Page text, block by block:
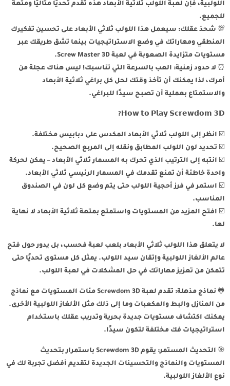
اللولبية، فإن لعبة اللولب ثلاثية الأبعاد هذه تقدم تحديًا مثاليًا ومتعة
للجميع.
💯 شحذ عقلك: سيعمل هذا اللولب ثلاثي الأبعاد على تحسين تفكيرك
المنطقي ومهاراتك في وضع الاستراتيجيات بينما تشق طريقك عبر
مستويات متزايدة الصعوبة في لعبة Screw Master 3D.
⏰ لا حدود زمنية: العب بالسرعة التي تناسبك! ليس هناك عجلة من
أمرك، لذا يمكنك أن تأخذ وقتك لحل كل براغي ثلاثية الأبعاد
والاستمتاع بعملية أن تصبح سيدًا للبراغي.
𝗛𝗼𝘄 𝘁𝗼 𝗣𝗹𝗮𝘆 𝗦𝗰𝗿𝗲𝘄𝗱𝗼𝗺 𝟯𝗗?
☑️ انظر إلى اللولب ثلاثي الأبعاد المكدس على دبابيس مختلفة.
☑️ تحديد لون اللولب المطابق ونقله إلى المربع الصحيح.
☑️ انتبه إلى الترتيب الذي تحرك به المسمار ثلاثي الأبعاد – يمكن لحركة
واحدة خاطئة أن تمنع تقدمك في المسمار الرئيسي ثلاثي الأبعاد.
☑️ استمر في فرز أحجية اللولب حتى يتم وضع كل لون في الصندوق
المناسب.
☑️ افتح المزيد من المستويات واستمتع بمتعة ثلاثية الأبعاد لا نهاية
لها.
لا يتعلق هذا اللولب ثلاثي الأبعاد بلعب لعبة فحسب، بل يدور حول فتح
عالم الألغاز اللولبية وإتقان سيد اللولب. يمثل كل مستوى تحديًا حتى
تتمكن من تعزيز مهاراتك في حل المشكلات في لعبة اللولب.
🐸 نماذج مذهلة: تقدم لعبة Screwdom 3D مئات المستويات مع نماذج
من المنازل والبط والمكعبات وما إلى ذلك مثل الألغاز اللولبية الأخرى.
يمكنك اكتشاف مستويات جديدة بحرية وتدريب عقلك باستخدام
استراتيجيات فك مختلفة لتكون سيدًا.
🎯 التحديث المستمر: يقوم Screwdom 3D باستمرار بتحديث
المستويات والنماذج والتحسينات الجديدة لتقديم أفضل تجربة لك في
نوع الألغاز اللولبية.